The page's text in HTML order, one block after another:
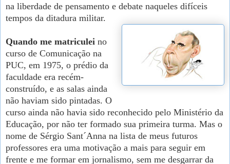
na liberdade de pensamento e debate naqueles difíceis
tempos da ditadura militar.
Quando me matriculei no
curso de Comunicação na
PUC, em 1975, o prédio da
faculdade era recém-
construído, e as salas ainda
não haviam sido pintadas. O
curso ainda não havia sido reconhecido pelo Ministério da
Educação, por não ter formado sua primeira turma. Mas o
nome de Sérgio Sant´Anna na lista de meus futuros
professores era uma motivação a mais para seguir em
frente e me formar em jornalismo, sem me desgarrar da